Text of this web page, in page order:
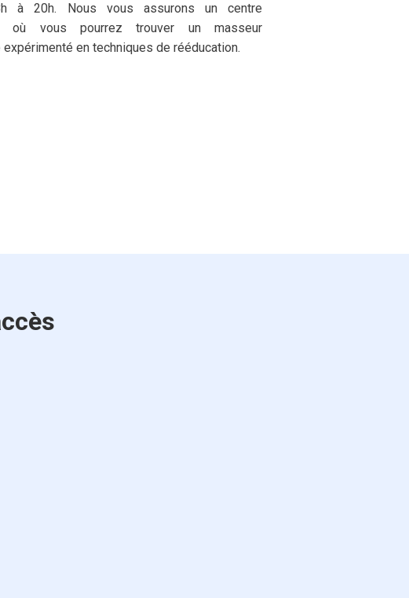
à 20h. Nous vous assurons un centre
où vous pourrez trouver un masseur
en techniques de rééducation.